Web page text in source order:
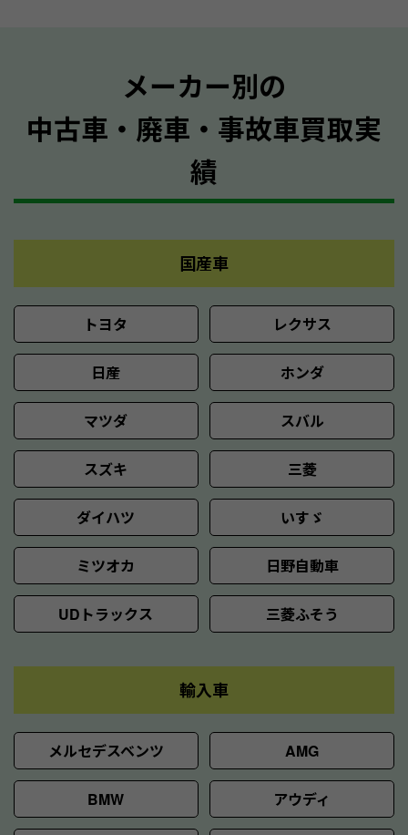
メーカー別の
中古車・廃車・事故車買取実
績
国産車
トヨタ レクサス
日産 ホンダ
マツダ スバル
スズキ 三菱
ダイハツ いすゞ
ミツオカ 日野自動車
UDトラックス 三菱ふそう
輸入車
メルセデスベンツ AMG
BMW アウディ